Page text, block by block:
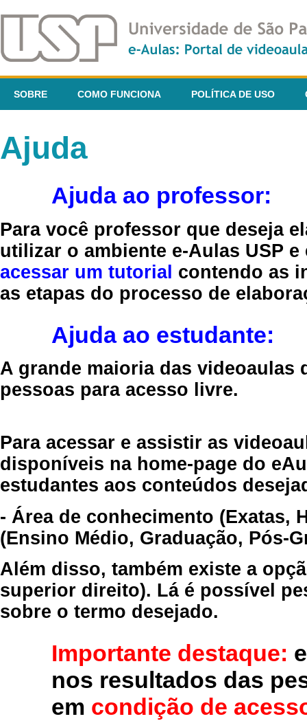
SOBRE COMO FUNCIONA POLÍTICA DE USO
Ajuda
Ajuda ao professor:
Para você professor que deseja
utilizar o ambiente e-Aulas USP
acessar um tutorial contendo as
as etapas do processo de
Ajuda ao estudante:
A grande maioria das videoaulas
pessoas para acesso livre.
Para acessar e assistir as
disponíveis na home-page do
estudantes aos conteúdos
- Área de conhecimento (Exatas,
(Ensino Médio, Graduação, Pós-
Além disso, também existe a
superior direito). Lá é possível
sobre o termo desejado.
Importante destaque:
nos resultados das
em condição de